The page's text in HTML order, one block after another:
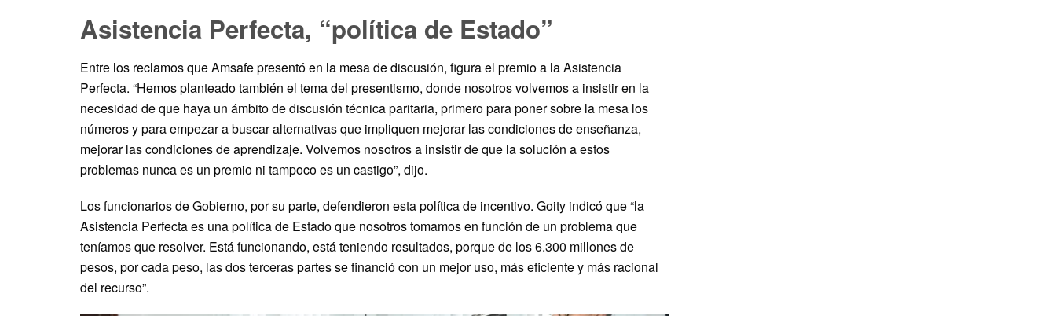
Asistencia Perfecta, “política de Estado”
Entre los reclamos que Amsafe presentó en la mesa de discusión, figura el premio a la Asistencia
Perfecta. “Hemos planteado también el tema del presentismo, donde nosotros volvemos a insistir en la
necesidad de que haya un ámbito de discusión técnica paritaria, primero para poner sobre la mesa los
números y para empezar a buscar alternativas que impliquen mejorar las condiciones de enseñanza,
mejorar las condiciones de aprendizaje. Volvemos nosotros a insistir de que la solución a estos
problemas nunca es un premio ni tampoco es un castigo”, dijo.
Los funcionarios de Gobierno, por su parte, defendieron esta política de incentivo. Goity indicó que “la
Asistencia Perfecta es una política de Estado que nosotros tomamos en función de un problema que
teníamos que resolver. Está funcionando, está teniendo resultados, porque de los 6.300 millones de
pesos, por cada peso, las dos terceras partes se financió con un mejor uso, más eficiente y más racional
del recurso”.